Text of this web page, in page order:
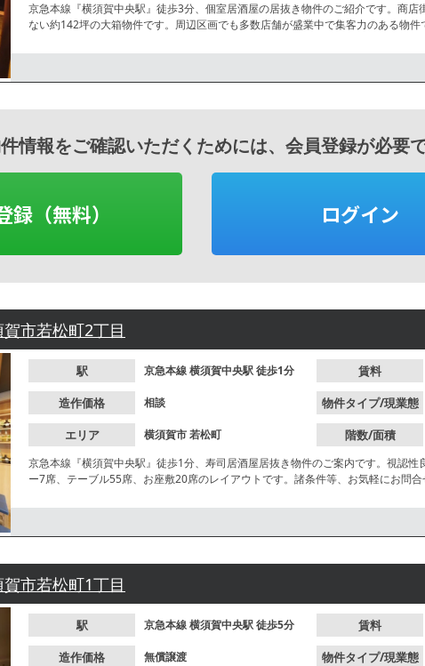
京急本線『横須賀中央駅』徒歩3分、個室居酒屋の居抜き物件のご紹介です。商店
ない約142坪の大箱物件です。周辺区画でも多数店舗が盛業中で集客力のある物件
情報をご確認いただくためには、会員登録が必要で
録（無料） ログイン
市若松町2丁目
駅 京急本線横須賀中央駅徒歩1分 賃料
造作価格 相談 物件タイプ/現業態
エリア 横須賀市若松町 階数/面積
京急本線『横須賀中央駅』徒歩1分、寿司居酒屋居抜き物件のご案内です。視認性
ー7席、テーブル55席、お座敷20席のレイアウトです。諸条件等、お気軽にお問合
市若松町1丁目
駅 京急本線横須賀中央駅徒歩5分 賃料
造作価格 無償譲渡 物件タイプ/現業態